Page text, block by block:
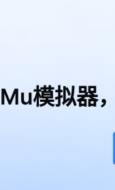
模拟器，